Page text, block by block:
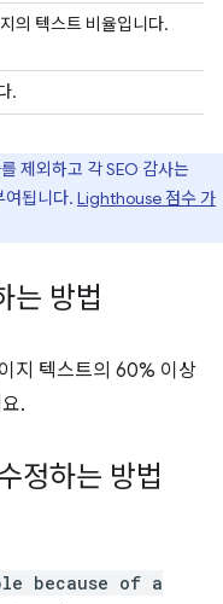
의 텍스트 비율입니다.
.
제외하고 각 SEO 감사는
됩니다. Lighthouse 점수 가
는 방법
지 텍스트의 60% 이상
.
정하는 방법
because of a